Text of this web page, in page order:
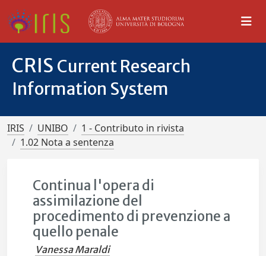
CRIS Current Research
Information System
IRIS UNIBO
1 - Contributo in rivista
1.02 Nota a sentenza
Continua l'opera di
assimilazione del
procedimento di prevenzione a
quello penale
Vanessa Maraldi